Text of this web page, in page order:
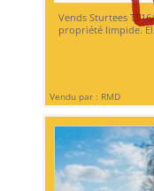
Vends Sturtees
propriété limpide.
Vendu par : RMD